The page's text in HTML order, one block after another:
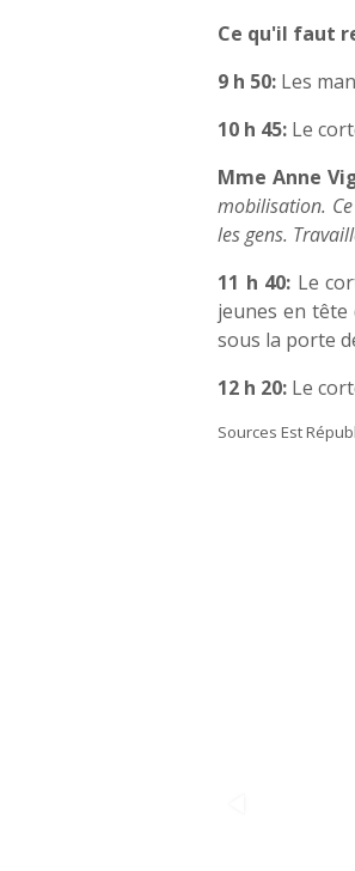
Ce qu'il faut
9 h 50: Les
10 h 45: Le
Mme Anne
mobilisation.
les gens.
11 h 40: Le
jeunes en tête
sous la porte
12 h 20: Le
Sources Est